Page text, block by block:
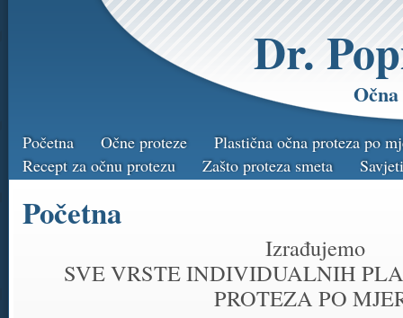
Dr.
Početna Očne proteze
Plastična očna proteza po
Recept za očnu protezu
Zašto proteza smeta
Početna
Izrađujemo
SVE VRSTE INDIVIDUALNIH
PROTEZA PO